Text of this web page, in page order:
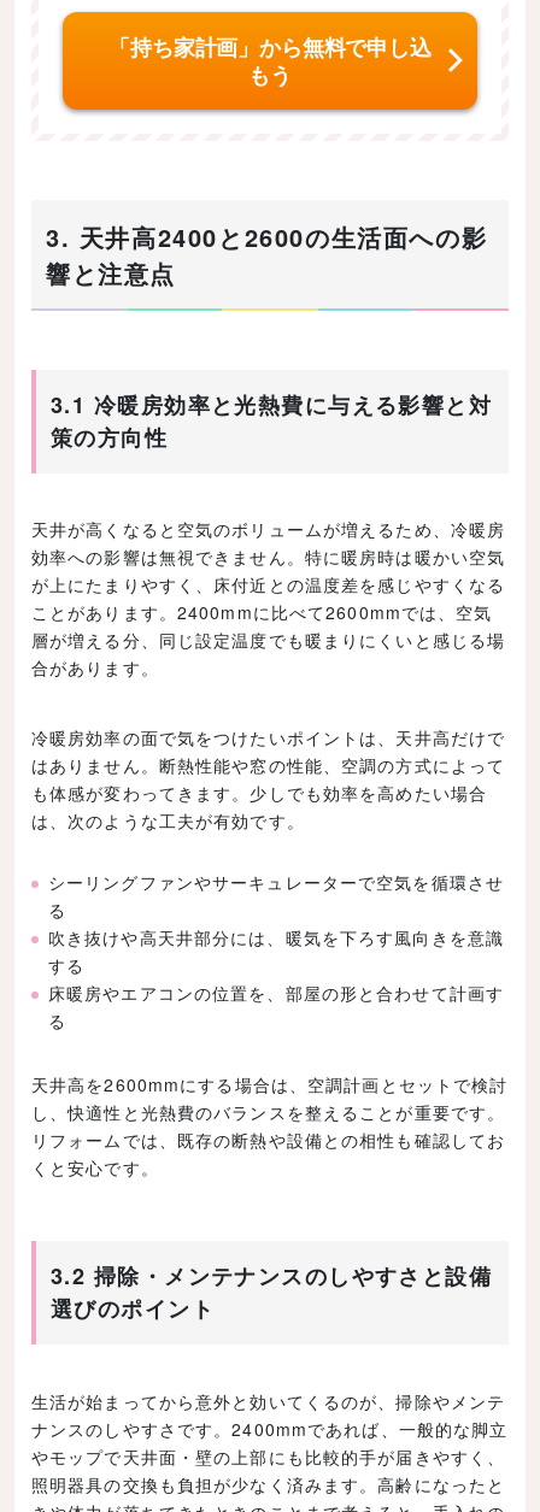
「持ち家計画」から無料で申し込
もう
3. 天井高2400と2600の生活面への影
響と注意点
3.1 冷暖房効率と光熱費に与える影響と対
策の方向性
天井が高くなると空気のボリュームが増えるため、冷暖房
効率への影響は無視できません。特に暖房時は暖かい空気
が上にたまりやすく、床付近との温度差を感じやすくなる
ことがあります。2400mmに比べて2600mmでは、空気
層が増える分、同じ設定温度でも暖まりにくいと感じる場
合があります。
冷暖房効率の面で気をつけたいポイントは、天井高だけで
はありません。断熱性能や窓の性能、空調の方式によって
も体感が変わってきます。少しでも効率を高めたい場合
は、次のような工夫が有効です。
シーリングファンやサーキュレーターで空気を循環させ
る
吹き抜けや高天井部分には、暖気を下ろす風向きを意識
する
床暖房やエアコンの位置を、部屋の形と合わせて計画す
る
天井高を2600mmにする場合は、空調計画とセットで検討
し、快適性と光熱費のバランスを整えることが重要です。
リフォームでは、既存の断熱や設備との相性も確認してお
くと安心です。
3.2 掃除・メンテナンスのしやすさと設備
選びのポイント
生活が始まってから意外と効いてくるのが、掃除やメンテ
ナンスのしやすさです。2400mmであれば、一般的な脚立
やモップで天井面・壁の上部にも比較的手が届きやすく、
照明器具の交換も負担が少なく済みます。高齢になったと